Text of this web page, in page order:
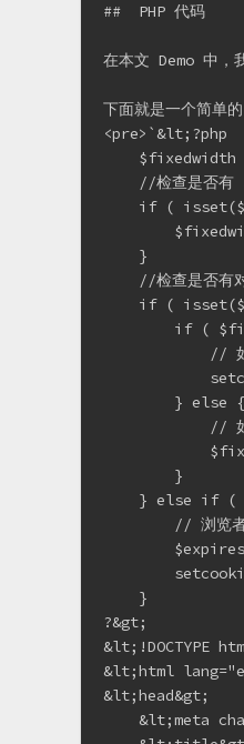
##  PHP 代码
在本文 Demo 中
下面就是一个简单
<pre>`&lt;?php
$fixedwidth
//检查是否有
if (
    }
//检查是否有
if (
if (
//
        } else {
//
        }
} else if (
// 浏览
    }
?&gt;
&lt;!DOCTYPE
&lt;html
&lt;head&gt;
&lt;meta